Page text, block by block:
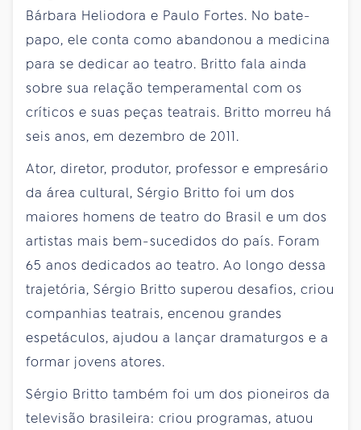
Bárbara Heliodora e Paulo Fortes. No bate-
papo, ele conta como abandonou a medicina
para se dedicar ao teatro. Britto fala ainda
sobre sua relação temperamental com os
críticos e suas peças teatrais. Britto morreu há
seis anos, em dezembro de 2011.
Ator, diretor, produtor, professor e empresário
da área cultural, Sérgio Britto foi um dos
maiores homens de teatro do Brasil e um dos
artistas mais bem-sucedidos do país. Foram
65 anos dedicados ao teatro. Ao longo dessa
trajetória, Sérgio Britto superou desafios, criou
companhias teatrais, encenou grandes
espetáculos, ajudou a lançar dramaturgos e a
formar jovens atores.
Sérgio Britto também foi um dos pioneiros da
televisão brasileira: criou programas, atuou